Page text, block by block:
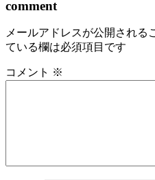
comment
メールアドレスが公開される
ている欄は必須項目です
コメント ※